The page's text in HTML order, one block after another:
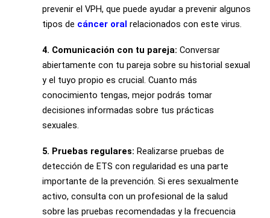
prevenir el VPH, que puede ayudar a prevenir algunos
tipos de cáncer oral relacionados con este virus.
4. Comunicación con tu pareja: Conversar
abiertamente con tu pareja sobre su historial sexual
y el tuyo propio es crucial. Cuanto más
conocimiento tengas, mejor podrás tomar
decisiones informadas sobre tus prácticas
sexuales.
5. Pruebas regulares: Realizarse pruebas de
detección de ETS con regularidad es una parte
importante de la prevención. Si eres sexualmente
activo, consulta con un profesional de la salud
sobre las pruebas recomendadas y la frecuencia